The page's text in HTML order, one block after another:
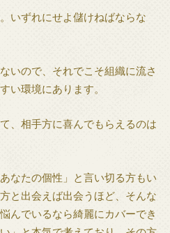
いずれにせよ儲けねばならな
いので、それでこそ組織に流さ
い環境にあります。
、相手方に喜んでもらえるのは
なたの個性」と言い切る方もい
と出会えば出会うほど、そんな
んでいるなら綺麗にカバーでき